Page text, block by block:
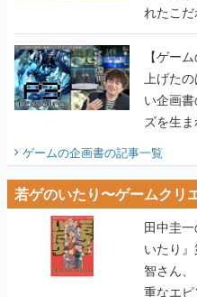
れたこ
画書】
【ゲー
上げた
い企画
ズを生
ゲームの企画書の記事一覧
若ゲのいたり〜ゲームクリ
田中圭
いたり
智さん
重なエ